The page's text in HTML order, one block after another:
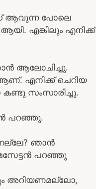
ആവുന്ന പോലെ
എങ്കിലും എനിക്ക്
ആലോചിച്ചു.
എനിക്ക് ചെറിയ
സംസാരിച്ചു.
പറഞ്ഞു.
ഞാൻ
പറഞ്ഞു
അറിയണമല്ലോ,